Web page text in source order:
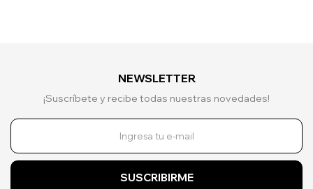
NEWSLETTER
¡Suscríbete y recibe todas nuestras novedades!
SUSCRIBIRME